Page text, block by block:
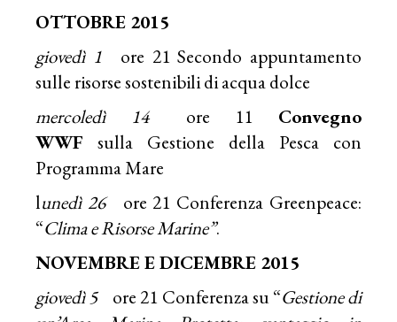
OTTOBRE 2015
giovedì 1
ore 21 Secondo appuntamento
sulle risorse sostenibili di acqua dolce
mercoledì 14
ore 11 Convegno
WWF sulla Gestione della Pesca con
Programma Mare
lunedì 26
ore 21 Conferenza Greenpeace:
“Clima e Risorse Marine”.
NOVEMBRE E DICEMBRE 2015
giovedì 5 ore 21 Conferenza su “Gestione di